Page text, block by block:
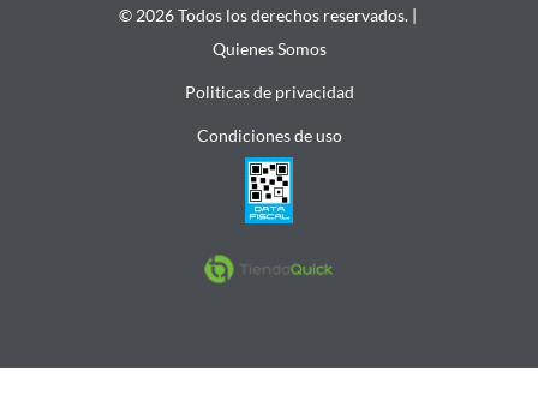
© 2026 Todos los derechos reservados. |
Quienes Somos
Politicas de privacidad
Condiciones de uso